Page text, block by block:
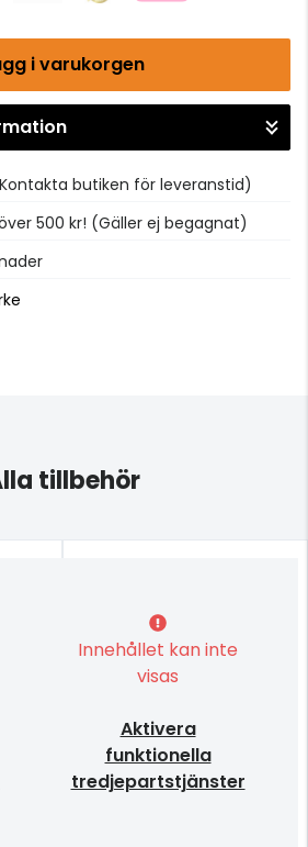
i varukorgen
Gå till kassan
butiken för leveranstid)
500 kr! (Gäller ej begagnat)
tillbehör
Innehållet kan inte
visas
Aktivera
funktionella
tredjepartstjänster